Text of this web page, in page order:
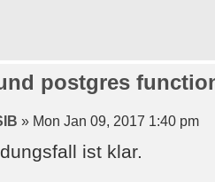
postgres
» Mon Jan 09, 2017 1:40 pm
ist klar.